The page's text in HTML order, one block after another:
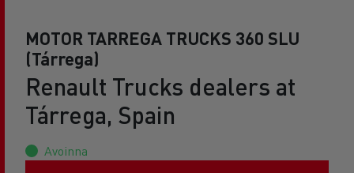
MOTOR TARREGA TRUCKS 360 SLU
(Tárrega)
Renault Trucks dealers at
Tárrega, Spain
Avoinna